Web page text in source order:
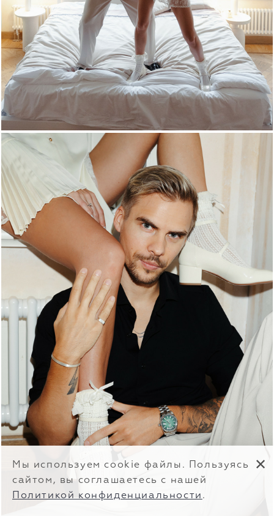
Мы используем cookie файлы. Пользуясь
сайтом, вы соглашаетесь с нашей
Политикой конфиденциальности .
✕